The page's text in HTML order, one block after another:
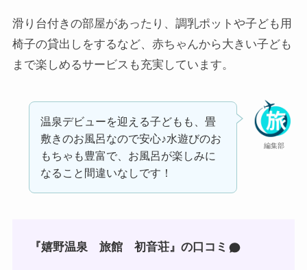
滑り台付きの部屋があったり、調乳ポットや子ども用
椅子の貸出しをするなど、赤ちゃんから大きい子ども
まで楽しめるサービスも充実しています。
編集部
温泉デビューを迎える子どもも、畳
敷きのお風呂なので安心♪水遊びのお
もちゃも豊富で、お風呂が楽しみに
なること間違いなしです！
『嬉野温泉 旅館 初音荘』の口コミ